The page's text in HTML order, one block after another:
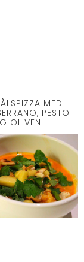
MED
PESTO
OLIVEN